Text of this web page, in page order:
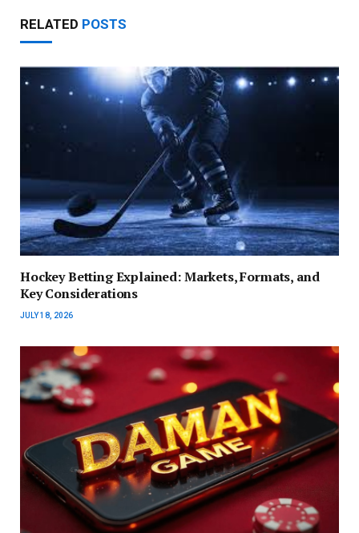
RELATED POSTS
Hockey Betting Explained: Markets, Formats, and
Key Considerations
JULY 18, 2026